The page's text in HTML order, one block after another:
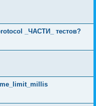
_ЧАСТИ_ тестов?